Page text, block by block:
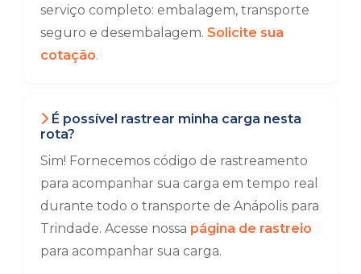
serviço completo: embalagem, transporte
seguro e desembalagem. Solicite sua
cotação.
É possível rastrear minha carga nesta
rota?
Sim! Fornecemos código de rastreamento
para acompanhar sua carga em tempo real
durante todo o transporte de Anápolis para
Trindade. Acesse nossa página de rastreio
para acompanhar sua carga.